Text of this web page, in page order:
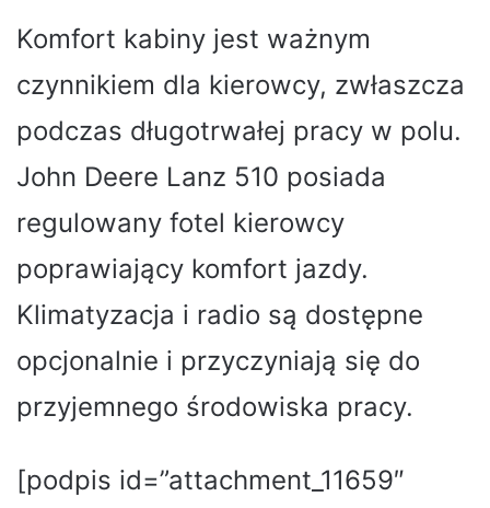
Komfort kabiny jest ważnym
czynnikiem dla kierowcy, zwłaszcza
podczas długotrwałej pracy w polu.
John Deere Lanz 510 posiada
regulowany fotel kierowcy
poprawiający komfort jazdy.
Klimatyzacja i radio są dostępne
opcjonalnie i przyczyniają się do
przyjemnego środowiska pracy.
[podpis id=”attachment_11659″